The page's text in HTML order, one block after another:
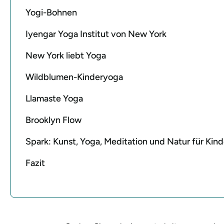
Yogi-Bohnen
Iyengar Yoga Institut von New York
New York liebt Yoga
Wildblumen-Kinderyoga
Llamaste Yoga
Brooklyn Flow
Spark: Kunst, Yoga, Meditation und Natur für
Fazit